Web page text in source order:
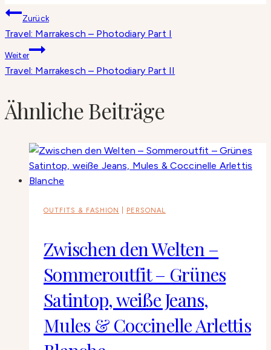
Beitragsnavigation
Zurück
Travel: Marrakesch – Photodiary Part I
Weiter
Travel: Marrakesch – Photodiary Part II
Ähnliche Beiträge
OUTFITS & FASHION PERSONAL
Zwischen den Welten –
Sommeroutfit – Grünes
Satintop, weiße Jeans,
Mules & Coccinelle Arlettis